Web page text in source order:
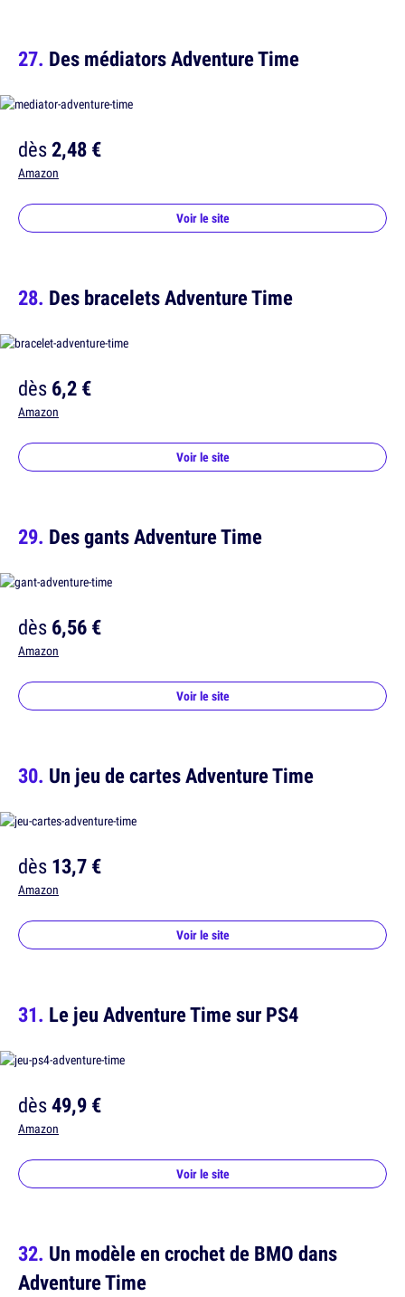
Des médiators Adventure Time
dès2,48 €
Amazon
Voir le site
Des bracelets Adventure Time
dès6,2 €
Amazon
Voir le site
Des gants Adventure Time
dès6,56 €
Amazon
Voir le site
Un jeu de cartes Adventure Time
dès13,7 €
Amazon
Voir le site
Le jeu Adventure Time sur PS4
dès49,9 €
Amazon
Voir le site
Un modèle en crochet de BMO dans
Adventure Time